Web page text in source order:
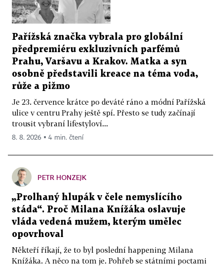
Pařížská značka vybrala pro globální
předpremiéru exkluzivních parfémů
Prahu, Varšavu a Krakov. Matka a syn
osobně představili kreace na téma voda,
růže a pižmo
Je 23. července krátce po deváté ráno a módní Pařížská
ulice v centru Prahy ještě spí. Přesto se tudy začínají
trousit vybraní lifestyloví...
8. 8. 2026 ▪ 4 min. čtení
PETR HONZEJK
„Prolhaný hlupák v čele nemyslícího
stáda“. Proč Milana Knížáka oslavuje
vláda vedená mužem, kterým umělec
opovrhoval
Někteří říkají, že to byl poslední happening Milana
Knížáka. A něco na tom je. Pohřeb se státními poctami